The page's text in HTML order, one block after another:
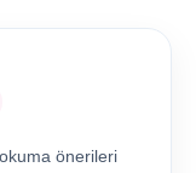
önerileri